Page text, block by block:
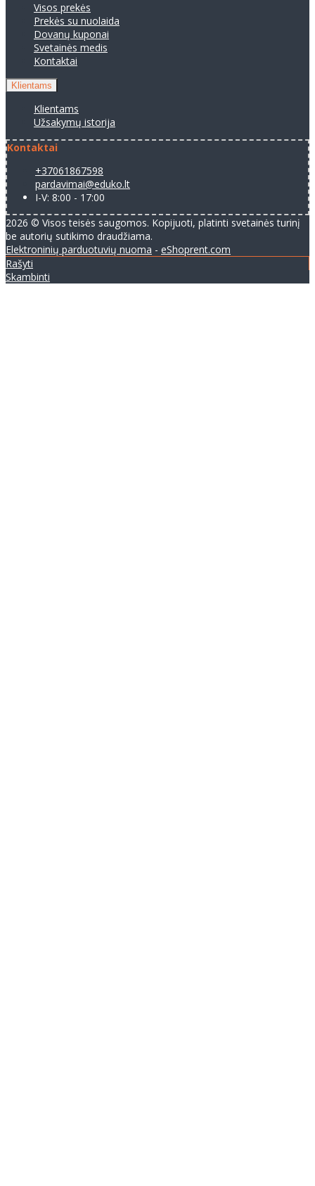
Visos prekės
Prekės su nuolaida
Dovanų kuponai
Svetainės medis
Kontaktai
Klientams
Klientams
Užsakymų istorija
Kontaktai
+37061867598
pardavimai@eduko.lt
I-V: 8:00 - 17:00
2026 © Visos teisės saugomos. Kopijuoti, platinti svetainės turinį
be autorių sutikimo draudžiama.
Elektroninių parduotuvių nuoma - eShoprent.com
Rašyti
Skambinti